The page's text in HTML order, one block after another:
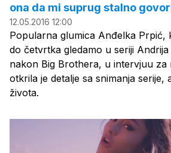
ona da mi suprug stalno
12.05.2016 12:00
Popularna glumica Anđelka Prpić,
do četvrtka gledamo u seriji
nakon Big Brothera, u intervjuu za
otkrila je detalje sa snimanja serije,
života.